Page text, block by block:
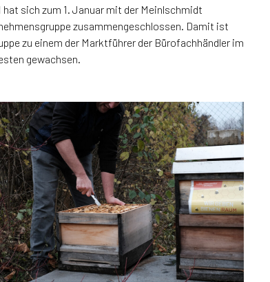
hat sich zum 1. Januar mit der Meinlschmidt
zusammengeschlossen. Damit ist
zu einem der Marktführer der Bürofachhändler im
gewachsen.